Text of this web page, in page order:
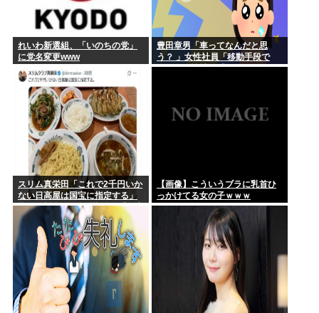
れいわ新選組、「いのちの党」
に党名変更www
豊田章男「車ってなんだと思
う？ 」女性社員「移動手段で
す！」男性社員「…w」
スリム真栄田「これで2千円いか
ない日高屋は国宝に指定する」
驚異の料金&量に反響続々「日高
屋恐るべし！」
【画像】こういうブラに乳首ひ
っかけてる女の子ｗｗｗ